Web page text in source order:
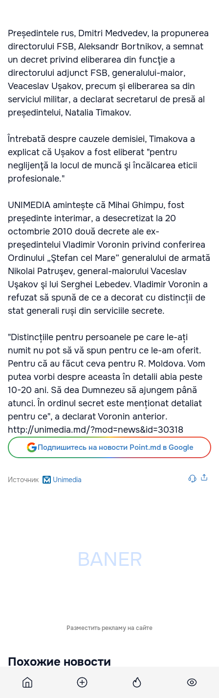
Președintele rus, Dmitri Medvedev, la propunerea
directorului FSB, Aleksandr Bortnikov, a semnat
un decret privind eliberarea din funcţie a
directorului adjunct FSB, generalului-maior,
Veaceslav Ușakov, precum și eliberarea sa din
serviciul militar, a declarat secretarul de presă al
președintelui, Natalia Timakov.
Întrebată despre cauzele demisiei, Timakova a
explicat că Ușakov a fost eliberat "pentru
neglijenţă la locul de muncă şi încălcarea eticii
profesionale."
UNIMEDIA amintește că Mihai Ghimpu, fost
președinte interimar, a desecretizat la 20
octombrie 2010 două decrete ale ex-
preşedintelui Vladimir Voronin privind conferirea
Ordinului „Ştefan cel Mare” generalului de armată
Nikolai Patruşev, general-maiorului Vaceslav
Uşakov şi lui Serghei Lebedev. Vladimir Voronin a
refuzat să spună de ce a decorat cu distincții de
stat generali ruși din serviciile secrete.
"Distincțiile pentru persoanele pe care le-ați
numit nu pot să vă spun pentru ce le-am oferit.
Pentru că au făcut ceva pentru R. Moldova. Vom
putea vorbi despre aceasta în detalii abia peste
10-20 ani. Să dea Dumnezeu să ajungem până
atunci. În ordinul secret este menționat detaliat
pentru ce", a declarat Voronin anterior.
http://unimedia.md/?mod=news&id=30318
Подпишитесь на новости Point.md в Google
Источник Unimedia
Разместить рекламу на сайте
Похожие новости